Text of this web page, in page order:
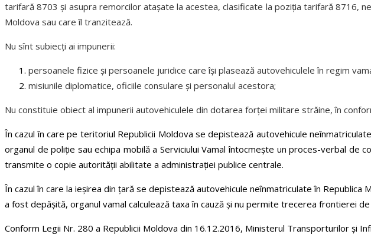
tarifară 8703 şi asupra remorcilor ataşate la acestea, clasificate la poziţia tarifară 8716,
Moldova sau care îl tranzitează.
Nu sînt subiecţi ai impunerii:
persoanele fizice şi persoanele juridice care îşi plasează autovehiculele în regim
misiunile diplomatice, oficiile consulare şi personalul acestora;
Nu constituie obiect al impunerii autovehiculele din dotarea forţei militare străine, în
În cazul în care pe teritoriul Republicii Moldova se depistează autovehicule
organul de poliţie sau echipa mobilă a Serviciului Vamal întocmeşte un proces-verbal
transmite o copie autorităţii abilitate a administraţiei publice centrale.
În cazul în care la ieşirea din ţară se depistează autovehicule neînmatriculate în
a fost depăşită, organul vamal calculează taxa în cauză şi nu permite trecerea frontierei
Conform Legii Nr. 280 a Republicii Moldova din 16.12.2016, Ministerul Transporturilor și